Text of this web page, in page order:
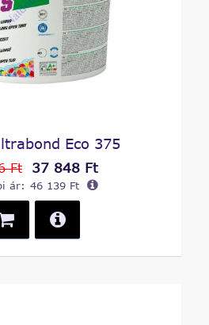
Eco 375
Ft 37 848 Ft
ár: 46 139 Ft